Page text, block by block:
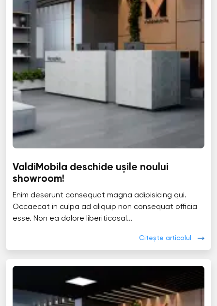
ValdiMobila deschide ușile noului
showroom!
Enim deserunt consequat magna adipisicing qui.
Occaecat in culpa ad aliquip non consequat officia
esse. Non ea dolore liberiticosal...
Citește articolul